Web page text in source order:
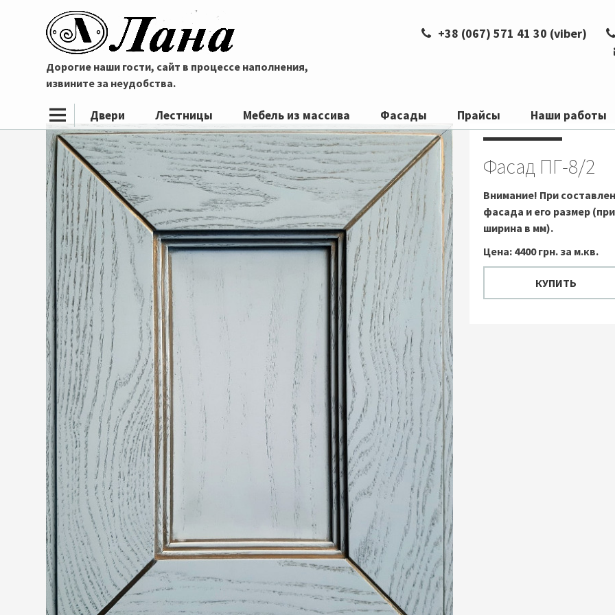
Дорогие наши гости, сайт в процессе наполнения,
извините за неудобства.
+38 (067) 571 41 30 (viber)
Двери Лестницы Мебель из массива Фасады Прайсы Наши работы
Фасад ПГ-8/2
Внимание! При
фасада и его размер
ширина в мм).
Цена: 4400 грн. за м.кв.
КУПИТЬ